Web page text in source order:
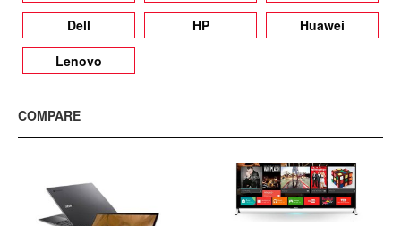
Dell
HP
Huawei
Lenovo
COMPARE